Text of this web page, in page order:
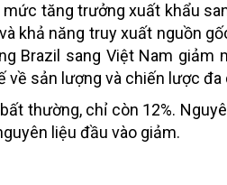
tăng trưởng xuất khẩu
khả năng truy xuất nguồn
Brazil sang Việt Nam giảm
về sản lượng và chiến lược
thường, chỉ còn 12%.
liệu đầu vào giảm.